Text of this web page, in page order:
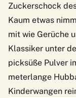
Zuckerschock
Kaum etwas
mit wie Gerüche
Klassiker unter
picksüße Pulver
meterlange
Kinderwangen